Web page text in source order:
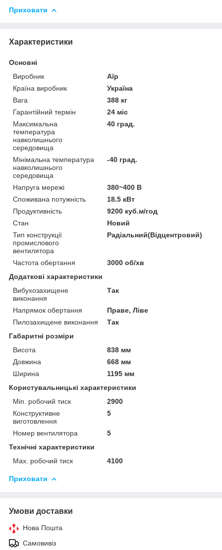
Приховати
Характеристики
Основні
Виробник
Аїр
Країна виробник
Україна
Вага
388 кг
Гарантійний термін
24 міс
Максимальна
температура
навколишнього
середовища
40 град.
Мінімальна температура
навколишнього
середовища
-40 град.
Напруга мережі
380~400 В
Споживана потужність
18.5 кВт
Продуктивність
9200 куб.м/год
Стан
Новий
Тип конструкції
промислового
вентилятора
Радіальний(Відцентровий)
Частота обертання
3000 об/хв
Додаткові характеристики
Вибухозахищене
виконання
Так
Напрямок обертання
Праве, Ліве
Пилозахищене виконання
Так
Габаритні розміри
Висота
838 мм
Довжина
668 мм
Ширина
1195 мм
Користувальницькі характеристики
Min. робочий тиск
2900
Конструктивне
виготовлення
5
Номер вентилятора
5
Технічні характеристики
Мах. робочий тиск
4100
Приховати
Умови доставки
Нова Пошта
Самовивіз